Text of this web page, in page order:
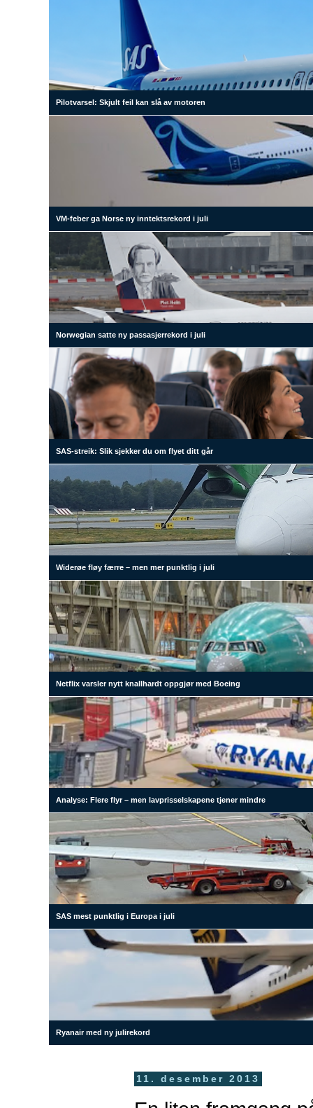
Pilotvarsel: Skjult feil kan slå av motoren
VM-feber ga Norse ny inntektsrekord i juli
Norwegian satte ny passasjerrekord i juli
SAS-streik: Slik sjekker du om flyet ditt går
Widerøe fløy færre – men mer punktlig i juli
Netflix varsler nytt knallhardt oppgjør med Boeing
Analyse: Flere flyr – men lavprisselskapene tjener mindre
SAS mest punktlig i Europa i juli
Ryanair med ny julirekord
11. desember 2013